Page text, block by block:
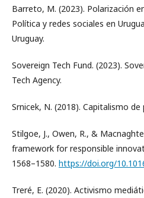
Barreto, M. (2023). Polarización
Política y redes sociales en
Uruguay.
Sovereign Tech Fund. (2023).
Tech Agency.
Srnicek, N. (2018). Capitalismo
Stilgoe, J., Owen, R., &
framework for responsible
1568–1580. https://doi.org/
Treré, E. (2020). Activismo